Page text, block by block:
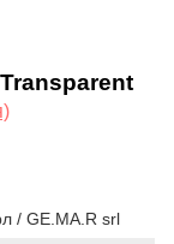
/ GE.MA.R srl